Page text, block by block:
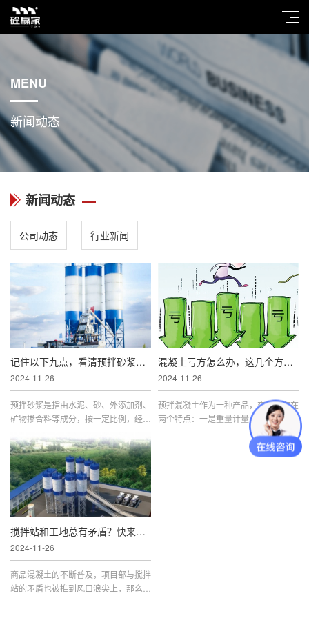
MENU
新闻动态
新闻动态
公司动态 行业新闻
记住以下九点，看清预拌砂浆的优点！
2024-11-26
预拌砂浆是指由水泥、砂、外添加剂、
矿物掺合料等成分，按一定比例，经集
用的拌合物，用于建筑砌筑及抹面等用
途。
混凝土亏方怎么办，这几个方面你考虑到了吗？
2024-11-26
预拌混凝土作为一种产品，交付时存在
两个特点：一是重量计量，体积交货;
二是小票签收，图纸结算。在当前买方
市场环境下，结算亏方问题一直困扰着
搅拌站和工地总有矛盾？快来看看如何解决吧！
2024-11-26
商品混凝土的不断普及，项目部与搅拌
站的矛盾也被推到风口浪尖上，那么工